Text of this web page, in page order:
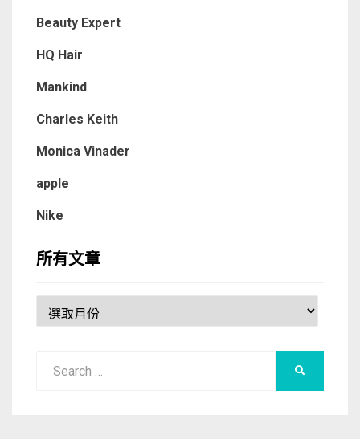
Beauty Expert
HQ Hair
Mankind
Charles Keith
Monica Vinader
apple
Nike
所有文章
有